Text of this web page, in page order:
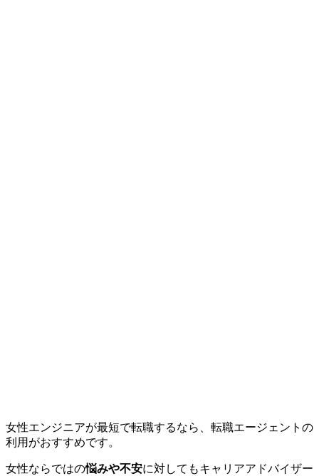
女性エンジニアが最短で転職するなら、転職エージェントの
利用がおすすめです。
女性ならではの悩みや不安に対してもキャリアアドバイザー